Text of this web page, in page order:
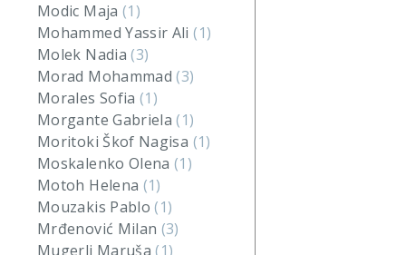
Modic Maja (1)
Mohammed Yassir Ali(1)
Molek Nadia(3)
Morad Mohammad(3)
Morales Sofia(1)
Morgante Gabriela(1)
Moritoki Škof Nagisa (1)
Moskalenko Olena(1)
Motoh Helena (1)
Mouzakis Pablo(1)
Mrđenović Milan (3)
Mugerli Maruša(1)